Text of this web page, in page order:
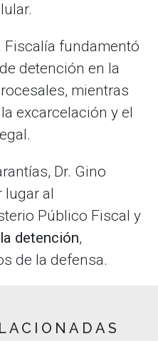
Fiscalía fundamentó
detención en la
mientras
excarcelación y el
Dr. Gino
lugar al
Público Fiscal y
detención,
de la defensa.